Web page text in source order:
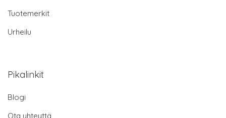
Tuotemerkit
Urheilu
Pikalinkit
Blogi
Ota yhteyttä